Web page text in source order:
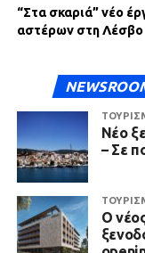
“Στα σκαριά” νέο
αστέρων στη Λέσβο
Νέο
– Σε
Ο